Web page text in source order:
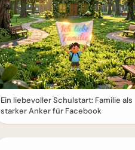
Ein liebevoller Schulstart: Familie als
starker Anker für Facebook